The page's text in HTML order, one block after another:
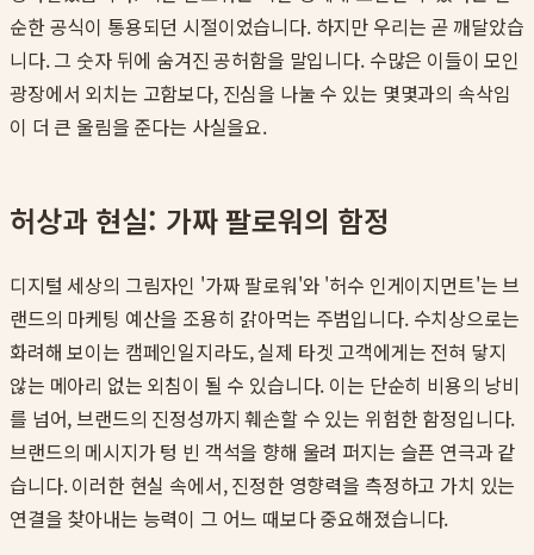
순한 공식이 통용되던 시절이었습니다. 하지만 우리는 곧 깨달았습
니다. 그 숫자 뒤에 숨겨진 공허함을 말입니다. 수많은 이들이 모인
광장에서 외치는 고함보다, 진심을 나눌 수 있는 몇몇과의 속삭임
이 더 큰 울림을 준다는 사실을요.
허상과 현실: 가짜 팔로워의 함정
디지털 세상의 그림자인 '가짜 팔로워'와 '허수 인게이지먼트'는 브
랜드의 마케팅 예산을 조용히 갉아먹는 주범입니다. 수치상으로는
화려해 보이는 캠페인일지라도, 실제 타겟 고객에게는 전혀 닿지
않는 메아리 없는 외침이 될 수 있습니다. 이는 단순히 비용의 낭비
를 넘어, 브랜드의 진정성까지 훼손할 수 있는 위험한 함정입니다.
브랜드의 메시지가 텅 빈 객석을 향해 울려 퍼지는 슬픈 연극과 같
습니다. 이러한 현실 속에서, 진정한 영향력을 측정하고 가치 있는
연결을 찾아내는 능력이 그 어느 때보다 중요해졌습니다.